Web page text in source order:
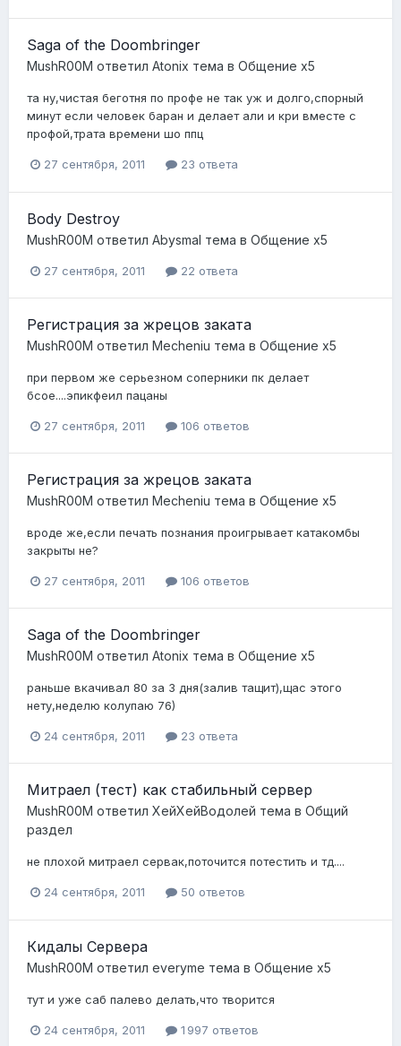
Saga of the Doombringer
MushR00M ответил Atonix тема в Общение x5
та ну,чистая беготня по профе не так уж и долго,спорный
минут если человек баран и делает али и кри вместе с
профой,трата времени шо ппц
27 сентября, 2011 23 ответа
Body Destroy
MushR00M ответил Abysmal тема в Общение x5
27 сентября, 2011 22 ответа
Регистрация за жрецов заката
MushR00M ответил Mecheniu тема в Общение x5
при первом же серьезном соперники пк делает
бсое....эпикфеил пацаны
27 сентября, 2011 106 ответов
Регистрация за жрецов заката
MushR00M ответил Mecheniu тема в Общение x5
вроде же,если печать познания проигрывает катакомбы
закрыты не?
27 сентября, 2011 106 ответов
Saga of the Doombringer
MushR00M ответил Atonix тема в Общение x5
раньше вкачивал 80 за 3 дня(залив тащит),щас этого
нету,неделю колупаю 76)
24 сентября, 2011 23 ответа
Митраел (тест) как стабильный сервер
MushR00M ответил ХейХейВодолей тема в Общий
раздел
не плохой митраел сервак,поточится потестить и тд....
24 сентября, 2011 50 ответов
Кидалы Сервера
MushR00M ответил everyme тема в Общение x5
тут и уже саб палево делать,что творится
24 сентября, 2011 1 997 ответов